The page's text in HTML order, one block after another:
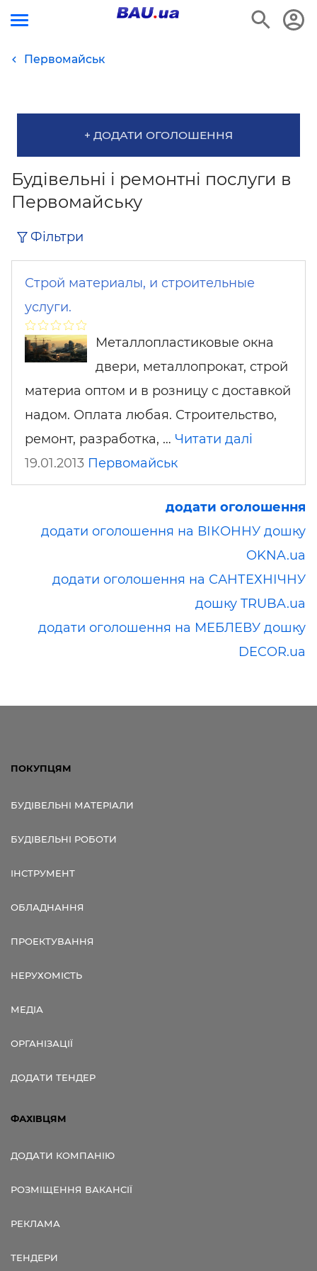
Первомайськ
+ ДОДАТИ ОГОЛОШЕННЯ
Будівельні і ремонтні послуги в
Первомайську
Фільтри
Строй материалы, и строительные
услуги.
Металлопластиковые окна
двери, металлопрокат, строй
материа оптом и в розницу с доставкой
надом. Оплата любая. Строительство,
ремонт, разработка, … Читати далі
19.01.2013 Первомайськ
додати оголошення
додати оголошення на ВІКОННУ дошку
OKNA.ua
додати оголошення на САНТЕХНІЧНУ
дошку TRUBA.ua
додати оголошення на МЕБЛЕВУ дошку
DECOR.ua
ПОКУПЦЯМ
БУДІВЕЛЬНІ МАТЕРІАЛИ
БУДІВЕЛЬНІ РОБОТИ
ІНСТРУМЕНТ
ОБЛАДНАННЯ
ПРОЕКТУВАННЯ
НЕРУХОМІСТЬ
МЕДІА
ОРГАНІЗАЦІЇ
ДОДАТИ ТЕНДЕР
ФАХІВЦЯМ
ДОДАТИ КОМПАНІЮ
РОЗМІЩЕННЯ ВАКАНСІЇ
РЕКЛАМА
ТЕНДЕРИ